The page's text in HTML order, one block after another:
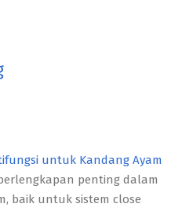
untuk Kandang Ayam
penting dalam
baik untuk sistem close